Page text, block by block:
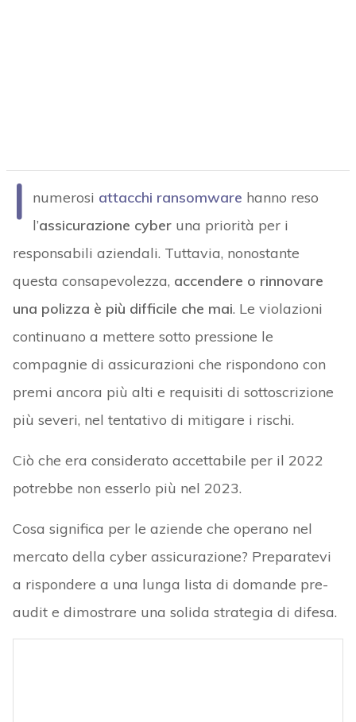
I numerosi attacchi ransomware hanno reso
l’assicurazione cyberuna priorità per i
responsabili aziendali. Tuttavia, nonostante
questa consapevolezza, accendere o rinnovare
una polizza è più difficile che mai. Le violazioni
continuano a mettere sotto pressione le
compagnie di assicurazioni che rispondono con
premi ancora più alti e requisiti di sottoscrizione
più severi, nel tentativo di mitigare i rischi.
Ciò che era considerato accettabile per il 2022
potrebbe non esserlo più nel 2023.
Cosa significa per le aziende che operano nel
mercato della cyber assicurazione? Preparatevi
a rispondere a una lunga lista di domande pre-
audit e dimostrare una solida strategia di difesa.